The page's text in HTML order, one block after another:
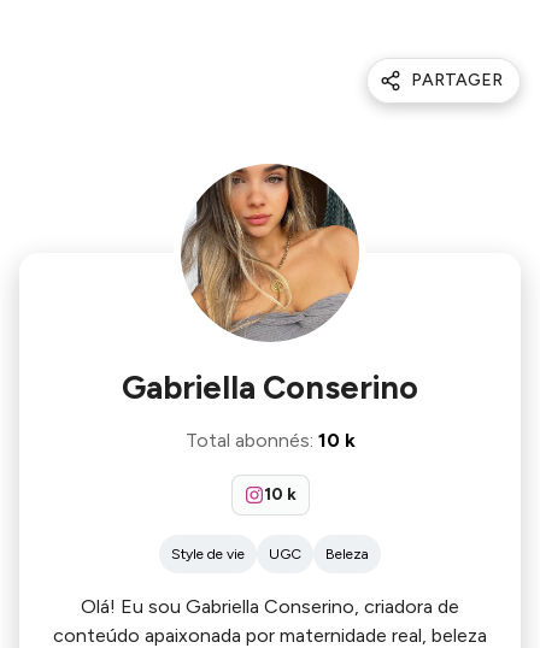
PARTAGER
Gabriella Conserino
Total abonnés: 10 k
10 k
Style de vie UGC Beleza
Olá! Eu sou Gabriella Conserino, criadora de
conteúdo apaixonada por maternidade real, beleza